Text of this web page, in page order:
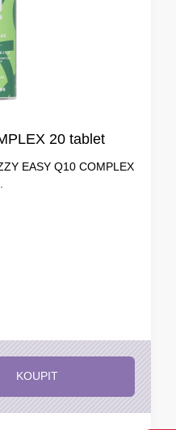
20 tablet
EASY Q10 COMPLEX
KOUPIT